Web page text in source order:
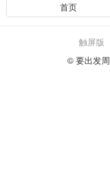
首页
触屏
© 要出发